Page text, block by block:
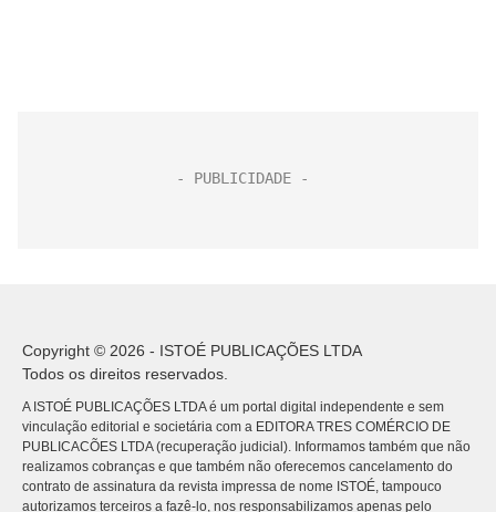
Copyright © 2026 - ISTOÉ PUBLICAÇÕES LTDA
Todos os direitos reservados.
A ISTOÉ PUBLICAÇÕES LTDA é um portal digital independente e sem
vinculação editorial e societária com a EDITORA TRES COMÉRCIO DE
PUBLICACÕES LTDA (recuperação judicial). Informamos também que não
realizamos cobranças e que também não oferecemos cancelamento do
contrato de assinatura da revista impressa de nome ISTOÉ, tampouco
autorizamos terceiros a fazê-lo, nos responsabilizamos apenas pelo